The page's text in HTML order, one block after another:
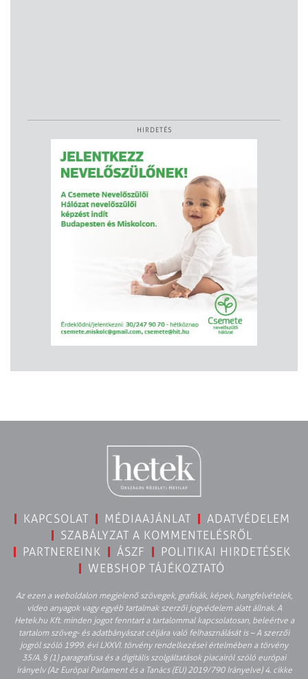
HIRDETÉS
KAPCSOLAT MÉDIAAJÁNLAT
ADATVÉDELEM
SZABÁLYZAT A KOMMENTELÉSRŐL
PARTNEREINK
ÁSZF
POLITIKAI HIRDETÉSEK
WEBSHOP TÁJÉKOZTATÓ
Az ezen a weboldalon megjelenő szövegek, grafikák, képek, hangfelvételek,
video anyagok vagy egyéb tartalmak szerzői jogvédelem alatt állnak. A
Hetek.hu Kft. minden jogot fenntart a tartalommal kapcsolatosan, beleértve a
tartalom szöveg- és adatbányászat céljára való felhasználását is – A szerzői
jogról szóló 1999. évi LXXVI. törvény rendelkezései értelmében a törvény
35/A. § (1) paragrafusa és a digitális szolgáltatások piacairól szóló európai
irányelv (Az Európai Parlament és a Tanács (EU) 2019/790 Irányelve) 4. cikke